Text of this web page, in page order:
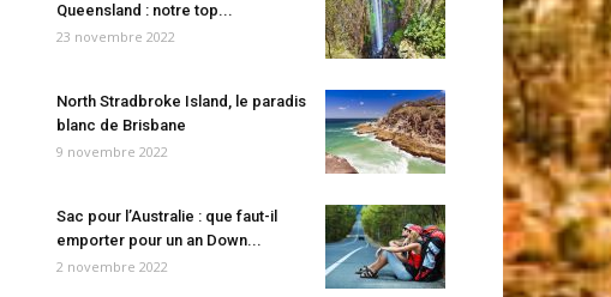
Queensland : notre top...
23 novembre 2022
North Stradbroke Island, le paradis
blanc de Brisbane
9 novembre 2022
Sac pour l’Australie : que faut-il
emporter pour un an Down...
2 novembre 2022